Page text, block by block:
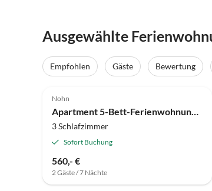
Ausgewählte
Empfohlen Gäste Bewertung
Nohn
Apartment 5-Bett-Ferienwohnung Ahbach
3 Schlafzimmer
Sofort Buchung
560,- €
2 Gäste / 7 Nächte